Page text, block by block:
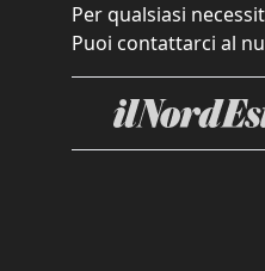
Per qualsiasi
Puoi contattarci al